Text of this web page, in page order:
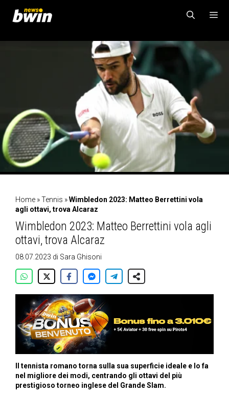
contenuto
Home »Tennis »Wimbledon 2023: Matteo Berrettini vola
agli ottavi, trova Alcaraz
Wimbledon 2023: Matteo Berrettini vola agli
ottavi, trova Alcaraz
08.07.2023 di Sara Ghisoni
Il tennista romano torna sulla sua superficie ideale e lo fa
nel migliore dei modi, centrando gli ottavi del più
prestigioso torneo inglese del Grande Slam.